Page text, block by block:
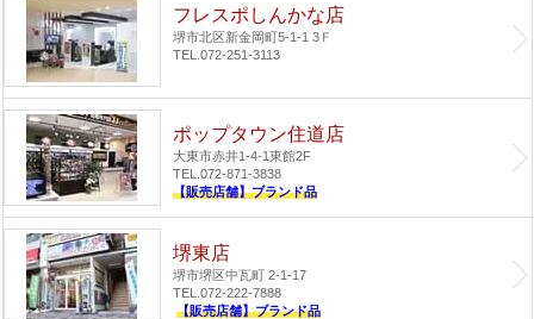
フレスポしんかな店
堺市北区新金岡町5-1-1 3Ｆ
TEL.072-251-3113
ポップタウン住道店
大東市赤井1-4-1東館2F
TEL.072-871-3838
【販売店舗】ブランド品
堺東店
堺市堺区中瓦町 2-1-17
TEL.072-222-7888
【販売店舗】ブランド品